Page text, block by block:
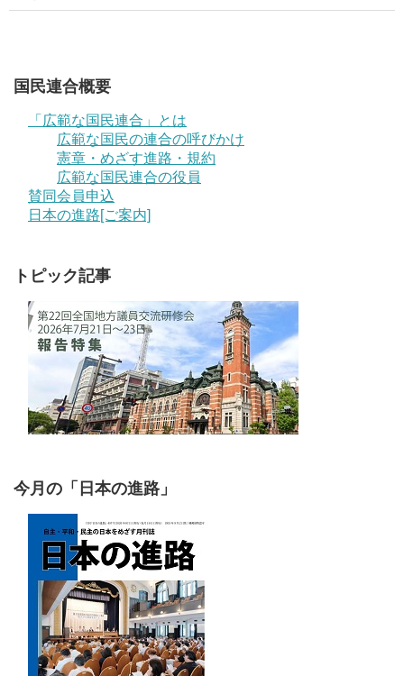
国民連合概要
「広範な国民連合」とは
広範な国民の連合の呼びかけ
憲章・めざす進路・規約
広範な国民連合の役員
賛同会員申込
日本の進路[ご案内]
トピック記事
今月の「日本の進路」